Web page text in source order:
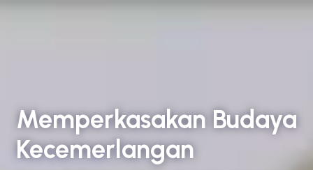
Memperkasakan Budaya
Kecemerlangan